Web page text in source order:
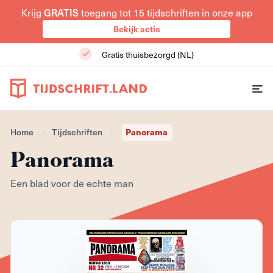
Krijg GRATIStoegang tot 15 tijdschriften in onze app
Bekijk actie
Gratis thuisbezorgd (NL)
Home Tijdschriften Panorama
Panorama
Een blad voor de echte man